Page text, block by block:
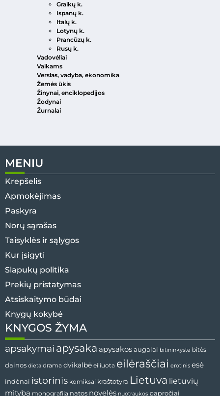
Graikų k.
Ispanų k.
Italų k.
Lotynų k.
Prancūzų k.
Rusų k.
Vadovėliai
Vaikams
Verslas, vadyba, ekonomika
Žemės ūkis
Žinynai, enciklopedijos
Žodynai
Žurnalai
MENIU
Krepšelis
Apmokėjimas
Paskyra
Norų sąrašas
Taisyklės ir sąlygos
Kur įsigyti
Slapukų politika
Prekių pristatymas
Atsiskaitymo būdai
Knygų kokybė
KNYGOS ŽYMA
apsakymai apysaka apysakos augalai bitininkystė bitės
dainos dieta drama dvikalbė eiliuota eilėraščiai erotinis esė
indėnai istorinis komiksai kraštotyra Lietuva lietuvių
mityba monografija natos novelės nuotraukos papročiai